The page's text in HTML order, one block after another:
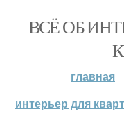
ВСЁ ОБ
главная
интерьер для